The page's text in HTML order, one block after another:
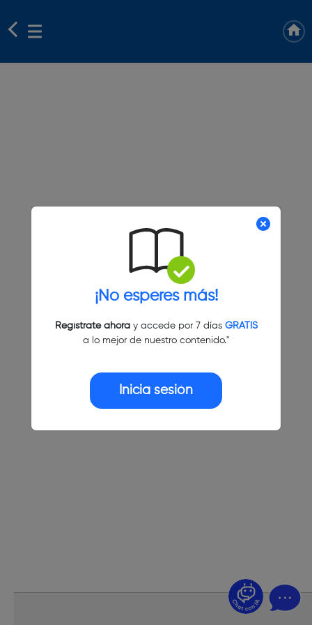
¡No esperes más!
Regístrate ahoray accede por 7 días GRATIS
a lo mejor de nuestro contenido."
Inicia sesión